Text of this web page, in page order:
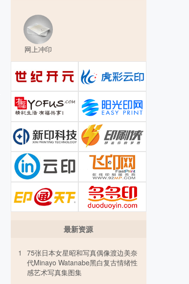
网上冲印
最新资源
1
75张日本女星昭和写真偶像渡边美奈
代Minayo Watanabe黑白复古情绪性
感艺术写真集图集